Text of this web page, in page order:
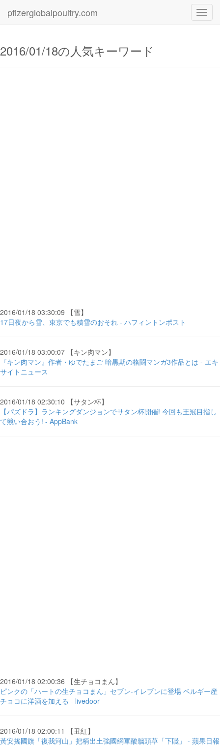
pfizerglobalpoultry.com
2016/01/18の人気キーワード
2016/01/18 03:30:09 【雪】
17日夜から雪、東京でも積雪のおそれ - ハフィントンポスト
2016/01/18 03:00:07 【キン肉マン】
『キン肉マン』作者・ゆでたまご 暗黒期の格闘マンガ3作品とは - エキ
サイトニュース
2016/01/18 02:30:10 【サタン杯】
【パズドラ】ランキングダンジョンでサタン杯開催! 今回も王冠目指し
て競い合おう! - AppBank
2016/01/18 02:00:36 【生チョコまん】
ピンクの「ハートの生チョコまん」セブン‐イレブンに登場 ベルギー産
チョコに洋酒を加える - livedoor
2016/01/18 02:00:11 【丑紅】
黃安搖國旗「復我河山」把柄出土強國網軍酸牆頭草「下賤」 - 蘋果日報